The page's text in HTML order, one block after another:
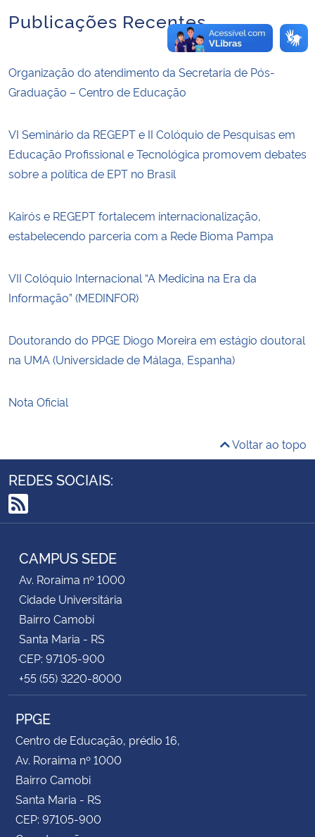
Publicações Recentes
Organização do atendimento da Secretaria de Pós-
Graduação – Centro de Educação
VI Seminário da REGEPT e II Colóquio de Pesquisas em
Educação Profissional e Tecnológica promovem debates
sobre a política de EPT no Brasil
Kairós e REGEPT fortalecem internacionalização,
estabelecendo parceria com a Rede Bioma Pampa
VII Colóquio Internacional “A Medicina na Era da
Informação” (MEDINFOR)
Doutorando do PPGE Diogo Moreira em estágio doutoral
na UMA (Universidade de Málaga, Espanha)
Nota Oficial
Voltar ao topo
REDES SOCIAIS:
RSS
CAMPUS SEDE
Av. Roraima nº 1000
Cidade Universitária
Bairro Camobi
Santa Maria - RS
CEP: 97105-900
+55 (55) 3220-8000
PPGE
Centro de Educação, prédio 16,
Av. Roraima nº 1000
Bairro Camobi
Santa Maria - RS
CEP: 97105-900